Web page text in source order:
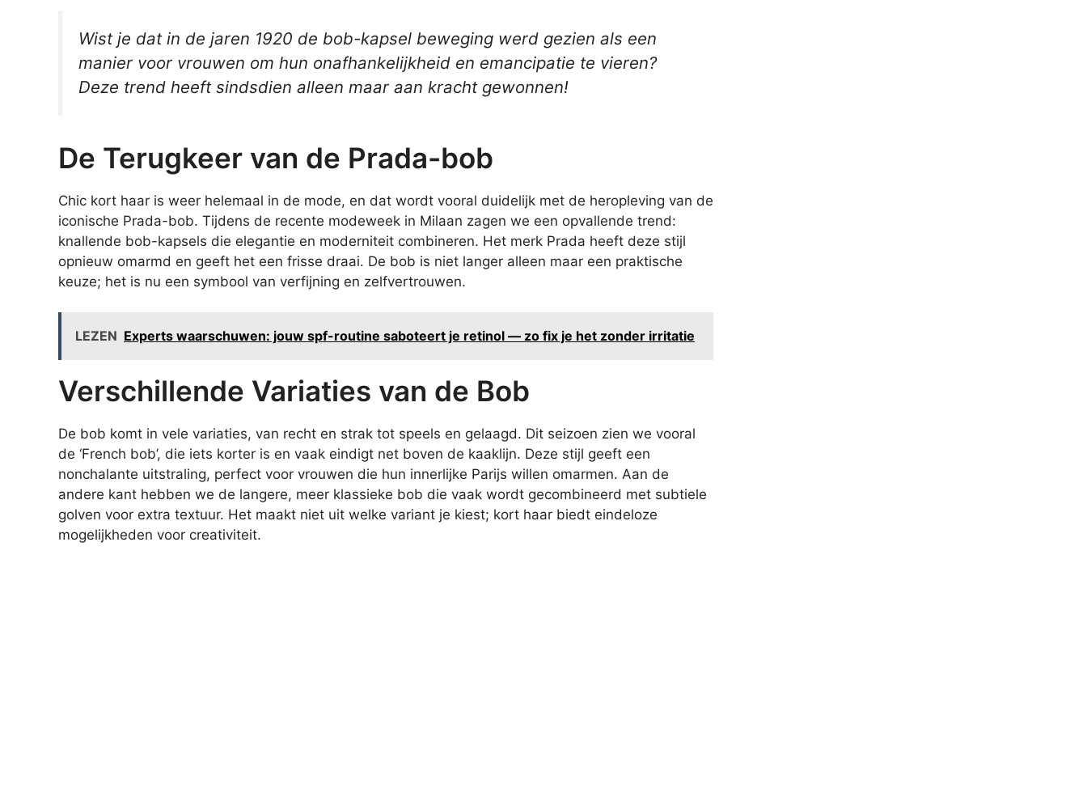
Wist je dat in de jaren 1920 de bob-kapsel beweging werd gezien als een
manier voor vrouwen om hun onafhankelijkheid en emancipatie te vieren?
Deze trend heeft sindsdien alleen maar aan kracht gewonnen!
De Terugkeer van de Prada-bob
Chic kort haar is weer helemaal in de mode, en dat wordt vooral duidelijk met de heropleving van de
iconische Prada-bob. Tijdens de recente modeweek in Milaan zagen we een opvallende trend:
knallende bob-kapsels die elegantie en moderniteit combineren. Het merk Prada heeft deze stijl
opnieuw omarmd en geeft het een frisse draai. De bob is niet langer alleen maar een praktische
keuze; het is nu een symbool van verfijning en zelfvertrouwen.
LEZEN Experts waarschuwen: jouw spf-routine saboteert je retinol — zo fix je het zonder irritatie
Verschillende Variaties van de Bob
De bob komt in vele variaties, van recht en strak tot speels en gelaagd. Dit seizoen zien we vooral
de ‘French bob’, die iets korter is en vaak eindigt net boven de kaaklijn. Deze stijl geeft een
nonchalante uitstraling, perfect voor vrouwen die hun innerlijke Parijs willen omarmen. Aan de
andere kant hebben we de langere, meer klassieke bob die vaak wordt gecombineerd met subtiele
golven voor extra textuur. Het maakt niet uit welke variant je kiest; kort haar biedt eindeloze
mogelijkheden voor creativiteit.